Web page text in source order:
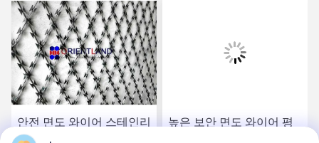
안전 면도 와이어 스테인리
스 스틸 반 등반 장벽 면도
높은 보안 면도 와이어 평